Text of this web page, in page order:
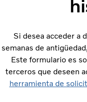
Autobuses urbanos e
Por qué Volvo
Noticias
Contacto
Si desea acceder a
semanas de
Este formulario es
terceros que deseen
herramienta de